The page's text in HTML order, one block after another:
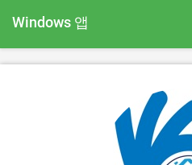
Windows 앱